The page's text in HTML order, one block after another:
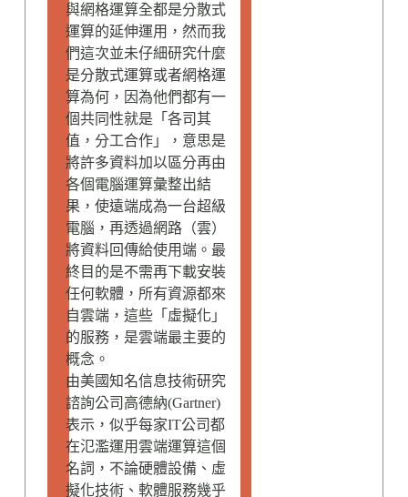
與網格運算全都是分散式
運算的延伸運用，然而我
們這次並未仔細研究什麼
是分散式運算或者網格運
算為何，因為他們都有一
個共同性就是「各司其
值，分工合作」，意思是
將許多資料加以區分再由
各個電腦運算彙整出結
果，使遠端成為一台超級
電腦，再透過網路（雲）
將資料回傳給使用端。最
終目的是不需再下載安裝
任何軟體，所有資源都來
自雲端，這些「虛擬化」
的服務，是雲端最主要的
概念。
由美國知名信息技術研究
諮詢公司高德納(Gartner)
表示，似乎每家IT公司都
在氾濫運用雲端運算這個
名詞，不論硬體設備、虛
擬化技術、軟體服務幾乎